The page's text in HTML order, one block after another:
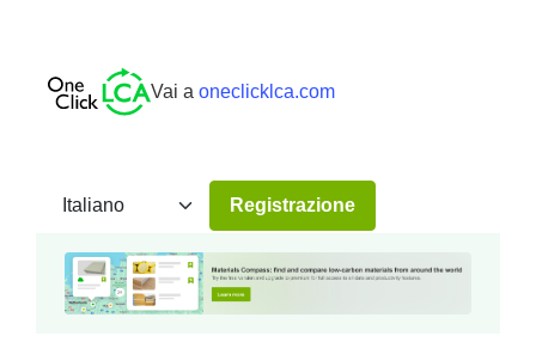
Vai a oneclicklca.com
Registrazione